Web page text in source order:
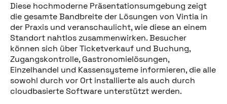
Diese hochmoderne Präsentationsumgebung zeigt
die gesamte Bandbreite der Lösungen von Vintia in
der Praxis und veranschaulicht, wie diese an einem
Standort nahtlos zusammenwirken. Besucher
können sich über Ticketverkauf und Buchung,
Zugangskontrolle, Gastronomielösungen,
Einzelhandel und Kassensysteme informieren, die alle
sowohl durch vor Ort installierte als auch durch
cloudbasierte Software unterstützt werden.